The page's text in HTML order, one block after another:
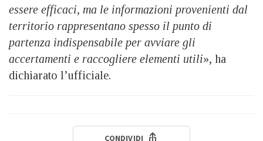
essere efficaci, ma le informazioni provenienti dal
territorio rappresentano spesso il punto di
partenza indispensabile per avviare gli
accertamenti e raccogliere elementi utili», ha
dichiarato l’ufficiale.
CONDIVIDI